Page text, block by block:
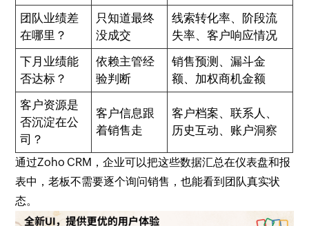
团队业绩差
在哪里？
只知道最终
没成交
线索转化率、阶段流
失率、客户响应情况
下月业绩能
否达标？
依赖主管经
验判断
销售预测、漏斗金
额、加权商机金额
客户资源是
否沉淀在公
司？
客户信息跟
着销售走
客户档案、联系人、
历史互动、账户洞察
通过Zoho CRM，企业可以把这些数据汇总在仪表盘和报
表中，老板不需要逐个询问销售，也能看到团队真实状
态。